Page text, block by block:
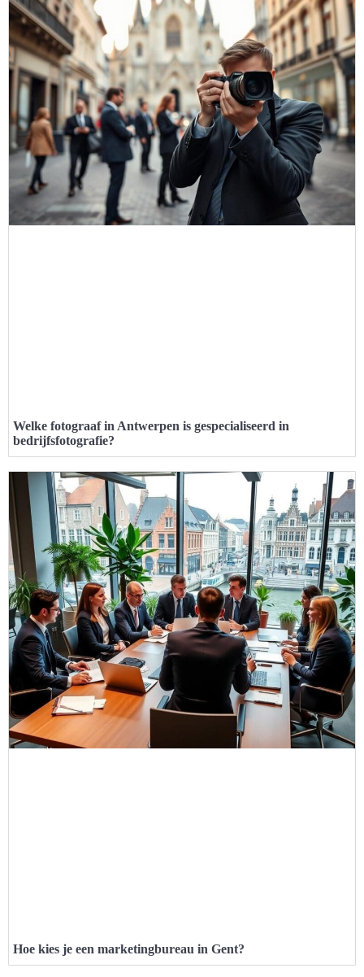
Welke fotograaf in Antwerpen is gespecialiseerd in
bedrijfsfotografie?
Hoe kies je een marketingbureau in Gent?